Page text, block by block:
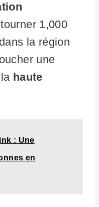
1,000
la région
une
haute
: Une
en